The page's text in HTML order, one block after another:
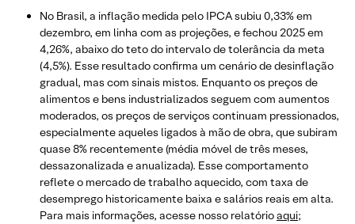
No Brasil, a inflação medida pelo IPCA subiu 0,33% em
dezembro, em linha com as projeções, e fechou 2025 em
4,26%, abaixo do teto do intervalo de tolerância da meta
(4,5%). Esse resultado confirma um cenário de desinflação
gradual, mas com sinais mistos. Enquanto os preços de
alimentos e bens industrializados seguem com aumentos
moderados, os preços de serviços continuam pressionados,
especialmente aqueles ligados à mão de obra, que subiram
quase 8% recentemente (média móvel de três meses,
dessazonalizada e anualizada). Esse comportamento
reflete o mercado de trabalho aquecido, com taxa de
desemprego historicamente baixa e salários reais em alta.
Para mais informações, acesse nosso relatórioaqui;